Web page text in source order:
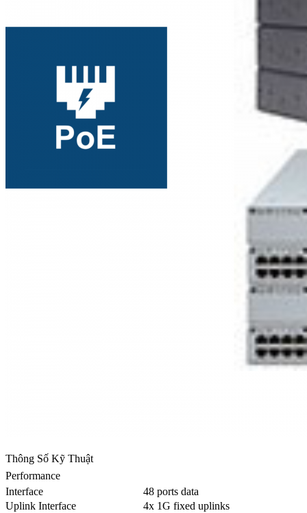
Thông Số Kỹ Thuật
Performance
Interface
48 ports data
Uplink Interface
4x 1G fixed uplinks